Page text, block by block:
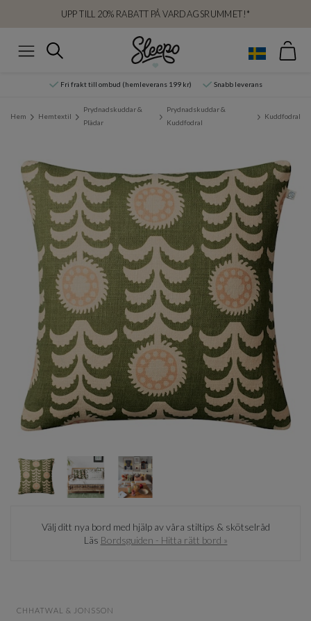
UPP TILL 20% RABATT PÅ VARDAGSRUMMET!*
Sök
Fri frakt till ombud (hemleverans 199 kr) Snabb leverans
Hem Hemtextil
Prydnadskuddar &
Plädar
Prydnadskuddar &
Kuddfodral
Kuddfodral
Item
Välj ditt nya bord med hjälp av våra stiltips & skötselråd
Läs Bordsguiden - Hitta rätt bord »
CHHATWAL & JONSSON